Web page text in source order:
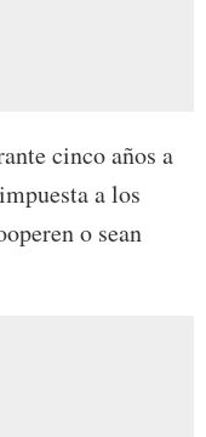
cinco años a
a los
o sean